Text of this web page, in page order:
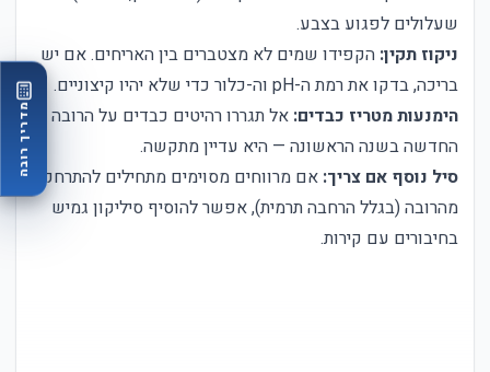
שעלולים לפגוע בצבע.
ניקוז תקין: הקפידו שמים לא מצטברים בין האריחים. אם יש
בריכה, בדקו את רמת ה-pH וה-כלור כדי שלא יהיו קיצוניים.
הימנעות מטריז כבדים: אל תגררו רהיטים כבדים על הרובה
החדשה בשנה הראשונה — היא עדיין מתקשה.
סיל נוסף אם צריך: אם מרווחים מסוימים מתחילים להתרחק
מהרובה (בגלל הרחבה תרמית), אפשר להוסיף סיליקון גמיש
בחיבורים עם קירות.
מדריך רובה